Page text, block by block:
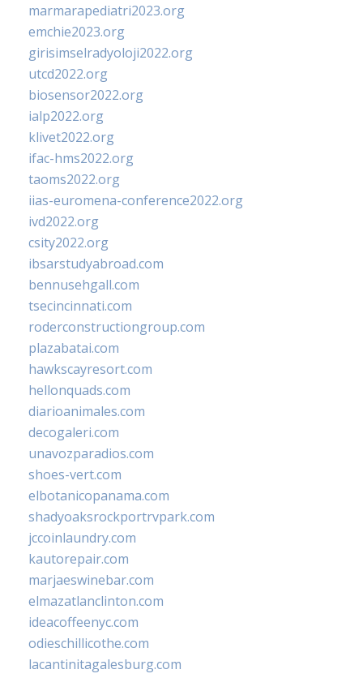
marmarapediatri2023.org
emchie2023.org
girisimselradyoloji2022.org
utcd2022.org
biosensor2022.org
ialp2022.org
klivet2022.org
ifac-hms2022.org
taoms2022.org
iias-euromena-conference2022.org
ivd2022.org
csity2022.org
ibsarstudyabroad.com
bennusehgall.com
tsecincinnati.com
roderconstructiongroup.com
plazabatai.com
hawkscayresort.com
hellonquads.com
diarioanimales.com
decogaleri.com
unavozparadios.com
shoes-vert.com
elbotanicopanama.com
shadyoaksrockportrvpark.com
jccoinlaundry.com
kautorepair.com
marjaeswinebar.com
elmazatlanclinton.com
ideacoffeenyc.com
odieschillicothe.com
lacantinitagalesburg.com